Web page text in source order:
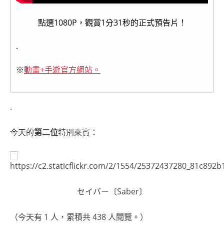
點選1080P，觀賞1分31秒的正式預告片！
.
※動畫+手遊官方網站。
.
今天的第二位特別來賓：
セイバー〔Saber〕
（今天有 1 人，累積共 438 人閱覽。）